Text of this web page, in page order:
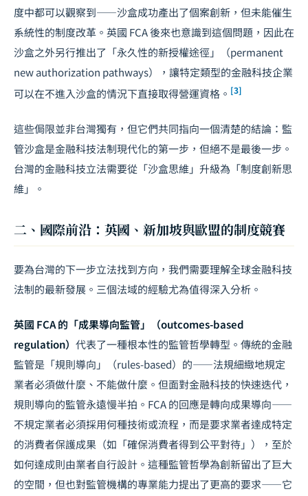
度中都可以觀察到——沙盒成功產出了個案創新，但未能催生
系統性的制度改革。英國 FCA 後來也意識到這個問題，因此在
沙盒之外另行推出了「永久性的新授權途徑」（permanent
new authorization pathways），讓特定類型的金融科技企業
可以在不進入沙盒的情況下直接取得營運資格。 [3]
這些侷限並非台灣獨有，但它們共同指向一個清楚的結論：監
管沙盒是金融科技法制現代化的第一步，但絕不是最後一步。
台灣的金融科技立法需要從「沙盒思維」升級為「制度創新思
維」。
二、國際前沿：英國、新加坡與歐盟的制度競賽
要為台灣的下一步立法找到方向，我們需要理解全球金融科技
法制的最新發展。三個法域的經驗尤為值得深入分析。
英國 FCA 的「成果導向監管」（outcomes-based
regulation） 代表了一種根本性的監管哲學轉型。傳統的金融
監管是「規則導向」（rules-based）的——法規細緻地規定
業者必須做什麼、不能做什麼。但面對金融科技的快速迭代，
規則導向的監管永遠慢半拍。FCA 的回應是轉向成果導向——
不規定業者必須採用何種技術或流程，而是要求業者達成特定
的消費者保護成果（如「確保消費者得到公平對待」），至於
如何達成則由業者自行設計。這種監管哲學為創新留出了巨大
的空間，但也對監管機構的專業能力提出了更高的要求——它